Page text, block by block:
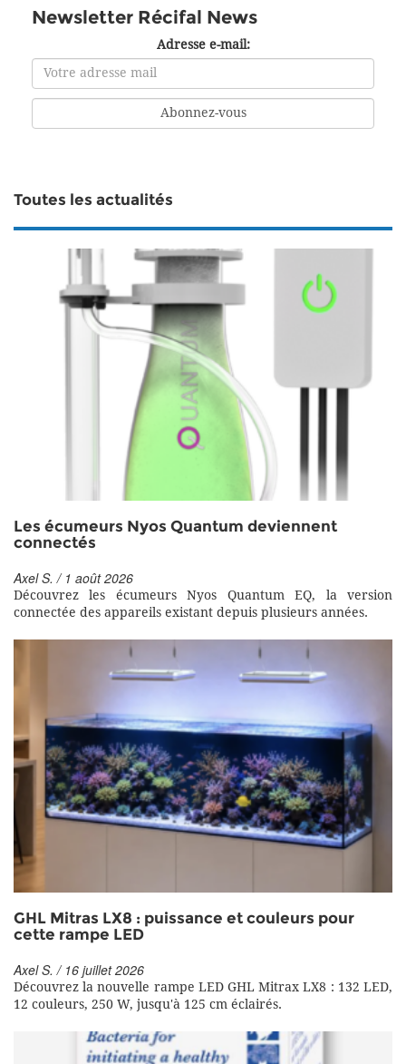
Newsletter Récifal News
Adresse e-mail:
Toutes les actualités
Les écumeurs Nyos Quantum deviennent
connectés
Axel S. / 1 août 2026
Découvrez les écumeurs Nyos Quantum EQ, la version
connectée des appareils existant depuis plusieurs années.
GHL Mitras LX8 : puissance et couleurs pour
cette rampe LED
Axel S. / 16 juillet 2026
Découvrez la nouvelle rampe LED GHL Mitrax LX8 : 132 LED,
12 couleurs, 250 W, jusqu'à 125 cm éclairés.